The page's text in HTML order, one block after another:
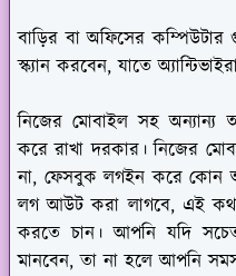
বাড়ির বা অফিসের কম্পিউটার
স্ক্যান করবেন, যাতে
নিজের মোবাইল সহ অন্যান্য
করে রাখা দরকার। নিজের
না, ফেসবুক লগইন করে কোন
লগ আউট করা লাগবে, এই
করতে চান। আপনি যদি
মানবেন, তা না হলে আপনি